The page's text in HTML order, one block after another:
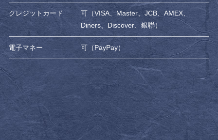
クレジットカード
可（VISA、Master、JCB、AMEX、
Diners、Discover、銀聯）
電子マネー 可（PayPay）